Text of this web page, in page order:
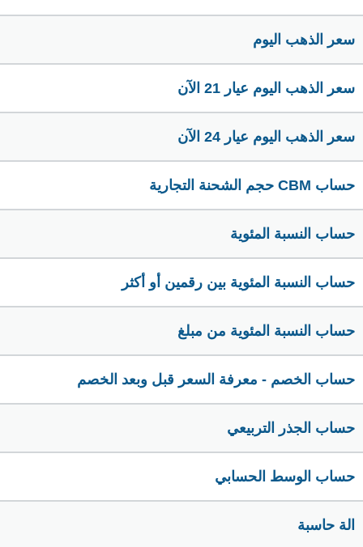
سعر الذهب اليوم
سعر الذهب اليوم عيار 21 الآن
سعر الذهب اليوم عيار 24 الآن
حساب CBM حجم الشحنة التجارية
حساب النسبة المئوية
حساب النسبة المئوية بين رقمين أو أكثر
حساب النسبة المئوية من مبلغ
حساب الخصم - معرفة السعر قبل وبعد الخصم
حساب الجذر التربيعي
حساب الوسط الحسابي
الة حاسبة